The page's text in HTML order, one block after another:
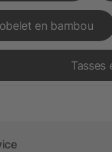
en bambou
Tasses